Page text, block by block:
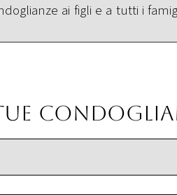
ai figli e a tutti i